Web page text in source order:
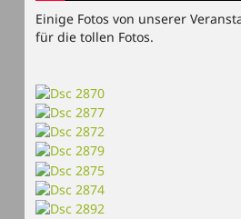
Einige Fotos von unserer
für die tollen Fotos.